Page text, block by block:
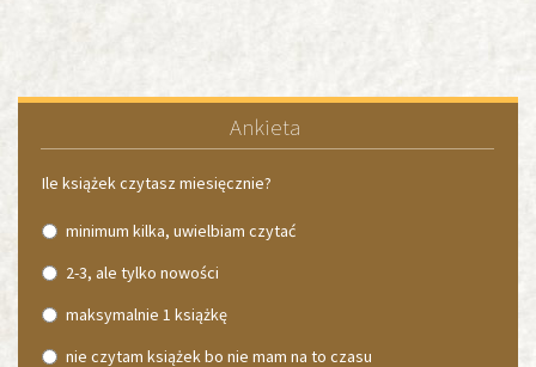
Ankieta
Ile książek czytasz miesięcznie?
minimum kilka, uwielbiam czytać
2-3, ale tylko nowości
maksymalnie 1 książkę
nie czytam książek bo nie mam na to czasu